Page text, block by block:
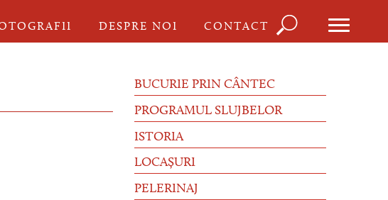
DESPRE NOI CONTACT
căutare
BUCURIE PRIN CÂNTEC
PROGRAMUL SLUJBELOR
ISTORIA
LOCAȘURI
PELERINAJ